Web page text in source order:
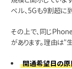
ベル、5Gも9割超に
その上で、同じ
があります。理由は“
開通希望日の